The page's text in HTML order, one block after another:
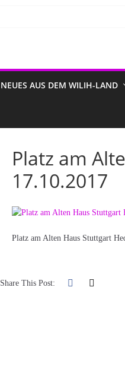
NEUES AUS DEM WILIH-LAND
Platz am
17.10.2017
Platz am Alten Haus Stuttgart
Share This Post: